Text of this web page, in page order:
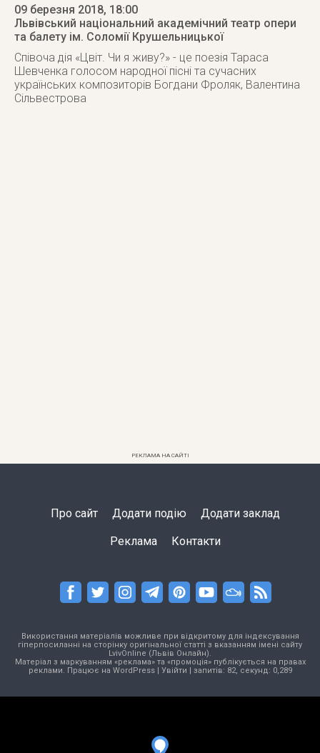
09 березня 2018, 18:00
Львівський національний академічний театр опери
та балету ім. Соломії Крушельницької
Співоча дія «Цвіт. Чи я живу?» - це поезія Тараса
Шевченка голосом народної пісні та сучасних
українських композиторів Богдани Фроляк, Валентина
Сільвестрова
РЕКЛАМА НА САЙТІ
Про сайт Додати подію Додати заклад
Реклама Контакти
Використання матеріалів можливе при відкритому для індексування
гіперпосиланні на сторінку оригінальної статті з вказанням імені сайту
LvivOnline (Львів Онлайн).
Матеріал з маркуванням «реклама» та «промоція» публікується на правах
реклами. Працює на WordPress| Увійти | запитів: 82, секунд: 0,289